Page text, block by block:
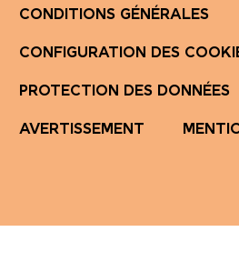
CONDITIONS GÉNÉRALES
CONFIGURATION DES
PROTECTION DES DONNÉES
AVERTISSEMENT